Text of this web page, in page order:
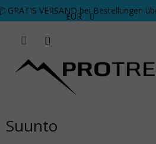
Zum Inhalt springen
GRATIS VERSAND bei Bestellungen
EUR
Suunto